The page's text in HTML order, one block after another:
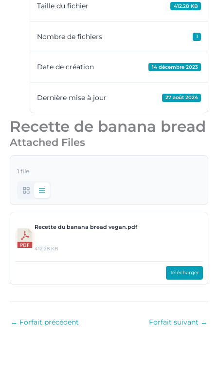
Taille du fichier 412.28 KB
Nombre de fichiers 1
Date de création 14 décembre 2023
Dernière mise à jour 27 août 2024
Recette de banana bread
Attached Files
1 file
Recette du banana bread vegan.pdf
412.28 KB
Télécharger
← Forfait précédent Forfait suivant →